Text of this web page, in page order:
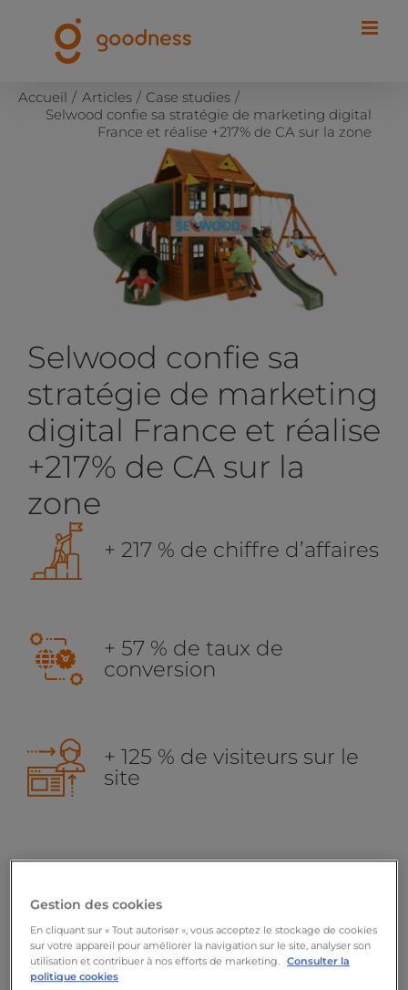
contenu
Accueil Articles
Case studies
Selwood confie sa stratégie de marketing digital
France et réalise +217% de CA sur la zone
Selwood confie sa
stratégie de marketing
digital France et réalise
+217% de CA sur la
zone
+ 217 % de chiffre d’affaires
+ 57 % de taux de
conversion
+ 125 % de visiteurs sur le
site
En déléguant la gestion complète de
son marketing e-commerce, l’équipe
de Selwood est devenue beaucoup
plus efficace.
Gestion des cookies
En cliquant sur « Tout autoriser », vous acceptez le stockage de cookies
sur votre appareil pour améliorer la navigation sur le site, analyser son
utilisation et contribuer à nos efforts de marketing. Consulter la
politique cookies